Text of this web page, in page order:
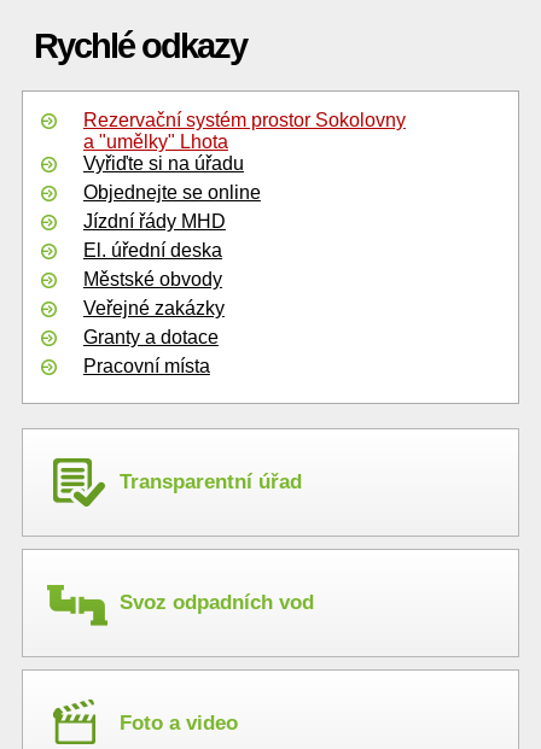
Rychlé odkazy
Rezervační systém prostor Sokolovny
a "umělky" Lhota
Vyřiďte si na úřadu
Objednejte se online
Jízdní řády MHD
El. úřední deska
Městské obvody
Veřejné zakázky
Granty a dotace
Pracovní místa
Transparentní úřad
Svoz odpadních vod
Foto a video